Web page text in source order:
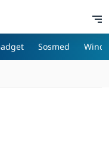
Sosmed